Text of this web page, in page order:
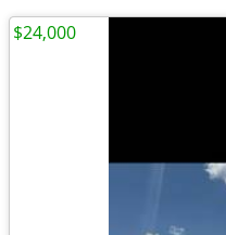
$24,000